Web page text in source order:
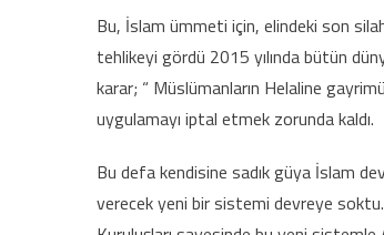
Bu, İslam ümmeti için, elindeki son
tehlikeyi gördü 2015 yılında bütün
karar; “ Müslümanların Helaline
uygulamayı iptal etmek zorunda kaldı.
Bu defa kendisine sadık güya İslam
verecek yeni bir sistemi devreye